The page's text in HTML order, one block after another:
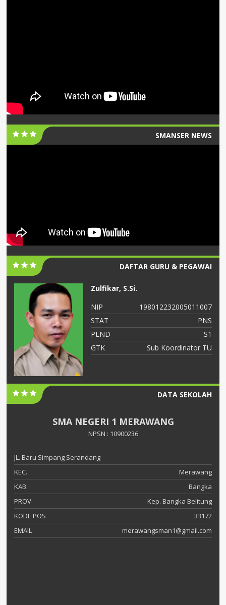
SMANSER NEWS
DAFTAR GURU & PEGAWAI
Zulfikar, S.Si.
NIP
198012232005011007
STAT
PNS
PEND
S1
GTK
Sub Koordinator TU
DATA SEKOLAH
SMA NEGERI 1 MERAWANG
NPSN : 10900236
JL. Baru Simpang Serandang
KEC.
Merawang
KAB.
Bangka
PROV.
Kep. Bangka Belitung
KODE POS
33172
EMAIL
merawangsman1@gmail.com